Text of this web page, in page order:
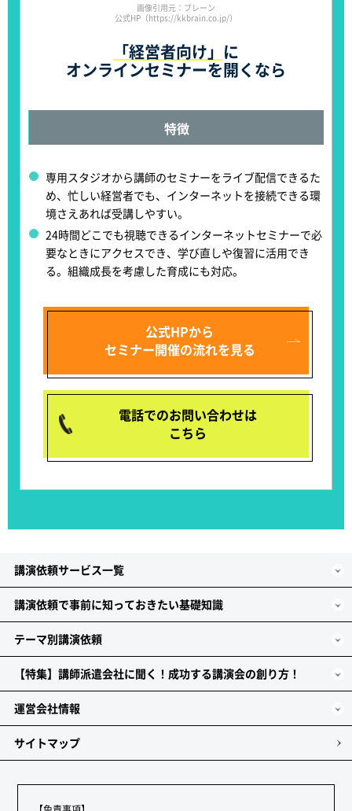
画像引用元：ブレーン
公式HP（https://kkbrain.co.jp/）
「経営者向け」 に
オンラインセミナーを開くなら
特徴
専用スタジオから講師のセミナーをライブ配信できるた
め、忙しい経営者でも、インターネットを接続できる環
境さえあれば受講しやすい。
24時間どこでも視聴できるインターネットセミナーで必
要なときにアクセスでき、学び直しや復習に活用でき
る。組織成長を考慮した育成にも対応。
公式HPから
セミナー開催の流れを見る
電話でのお問い合わせは
こちら
講演依頼サービス一覧
講演依頼で事前に知っておきたい基礎知識
テーマ別講演依頼
【特集】講師派遣会社に聞く！成功する講演会の創り方！
運営会社情報
サイトマップ